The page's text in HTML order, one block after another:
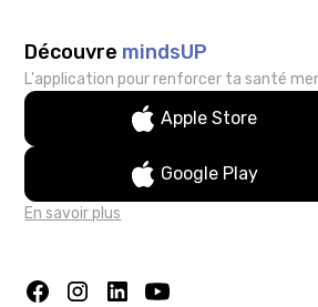
Découvre mindsUP
L'application pour renforcer ta santé
Apple Store
Google Play
En savoir plus